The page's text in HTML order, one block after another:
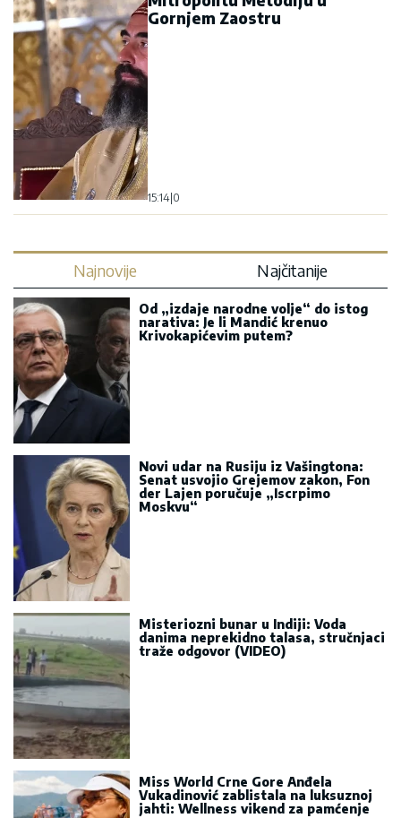
Gornjem Zaostru
15:14 0
Najnovije Najčitanije
Od „izdaje narodne volje“ do istog
narativa: Je li Mandić krenuo
Krivokapićevim putem?
Novi udar na Rusiju iz Vašingtona:
Senat usvojio Grejemov zakon, Fon
der Lajen poručuje „Iscrpimo
Moskvu“
Misteriozni bunar u Indiji: Voda
danima neprekidno talasa, stručnjaci
traže odgovor (VIDEO)
Miss World Crne Gore Anđela
Vukadinović zablistala na luksuznoj
jahti: Wellness vikend za pamćenje